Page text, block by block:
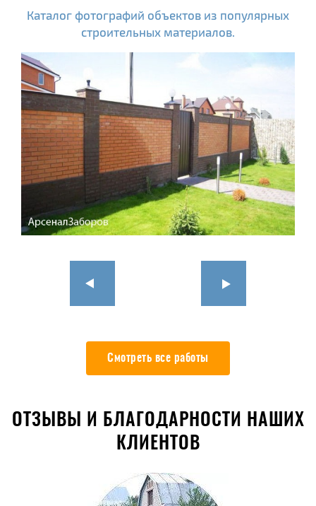
Каталог фотографий объектов из популярных
строительных материалов.
Смотреть все работы
ОТЗЫВЫ И БЛАГОДАРНОСТИ НАШИХ
КЛИЕНТОВ